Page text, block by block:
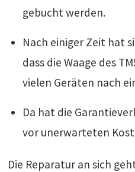
gebucht werden.
Nach einiger Zeit hat
dass die Waage des
vielen Geräten nach
Da hat die
vor unerwarteten
Die Reparatur an sich